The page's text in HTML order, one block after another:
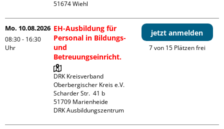
Mo. 10.08.2026
08:30 - 16:30
Uhr
EH-Ausbildung für
Personal in Bildungs-
und
Betreuungseinricht.
DRK Kreisverband
Oberbergischer Kreis e.V.
Scharder Str.  41 b
51709 Marienheide
DRK Ausbildungszentrum
jetzt anmelden
7 von 15 Plätzen frei